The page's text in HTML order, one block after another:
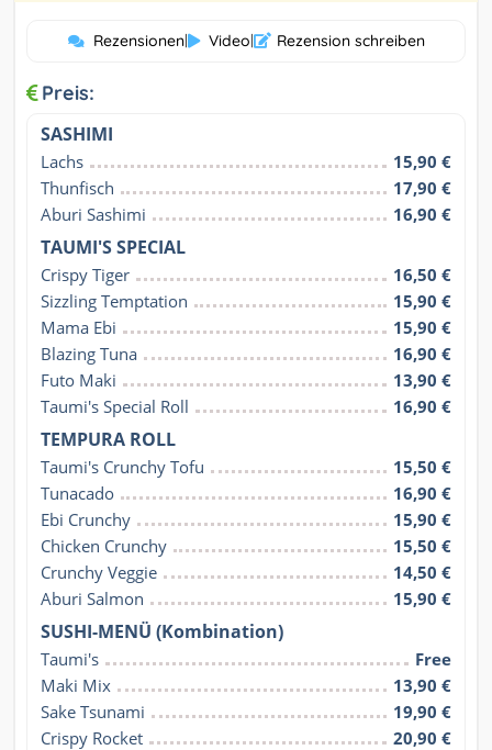
Rezensionen| Video| Rezension schreiben
Preis:
SASHIMI
Lachs
15,90 €
Thunfisch
17,90 €
Aburi Sashimi
16,90 €
TAUMI'S SPECIAL
Crispy Tiger
16,50 €
Sizzling Temptation
15,90 €
Mama Ebi
15,90 €
Blazing Tuna
16,90 €
Futo Maki
13,90 €
Taumi's Special Roll
16,90 €
TEMPURA ROLL
Taumi's Crunchy Tofu
15,50 €
Tunacado
16,90 €
Ebi Crunchy
15,90 €
Chicken Crunchy
15,50 €
Crunchy Veggie
14,50 €
Aburi Salmon
15,90 €
SUSHI-MENÜ (Kombination)
Taumi's
Free
Maki Mix
13,90 €
Sake Tsunami
19,90 €
Crispy Rocket
20,90 €